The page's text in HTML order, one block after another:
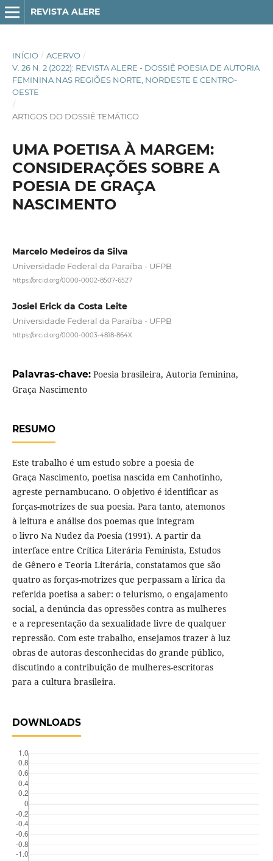
REVISTA ALERE
INÍCIO / ACERVO /
V. 26 N. 2 (2022): REVISTA ALERE - DOSSIÊ POESIA DE AUTORIA
FEMININA NAS REGIÕES NORTE, NORDESTE E CENTRO-
OESTE
/
ARTIGOS DO DOSSIÊ TEMÁTICO
UMA POETISA À MARGEM:
CONSIDERAÇÕES SOBRE A
POESIA DE GRAÇA
NASCIMENTO
Marcelo Medeiros da Silva
Universidade Federal da Paraíba - UFPB
https://orcid.org/0000-0002-8507-6527
Josiel Erick da Costa Leite
Universidade Federal da Paraíba - UFPB
https://orcid.org/0000-0003-4818-864X
Palavras-chave: Poesia brasileira, Autoria feminina,
Graça Nascimento
RESUMO
Este trabalho é um estudo sobre a poesia de
Graça Nascimento, poetisa nascida em Canhotinho,
agreste pernambucano. O objetivo é identificar as
forças-motrizes de sua poesia. Para tanto, atemonos
à leitura e análise dos poemas que integram
o livro Na Nudez da Poesia (1991). A partir da
interface entre Crítica Literária Feminista, Estudos
de Gênero e Teoria Literária, constatamos que são
quatro as forças-motrizes que perpassam a lírica da
referida poetisa a saber: o telurismo, o engajamento
social, a denúncia das opressões contra as mulheres
e a representação da sexualidade livre de qualquer
repressão. Com este trabalho, ensejamos trazer à luz
obras de autoras desconhecidas do grande público,
discutindo a contribuição de mulheres-escritoras
para a cultura brasileira.
DOWNLOADS